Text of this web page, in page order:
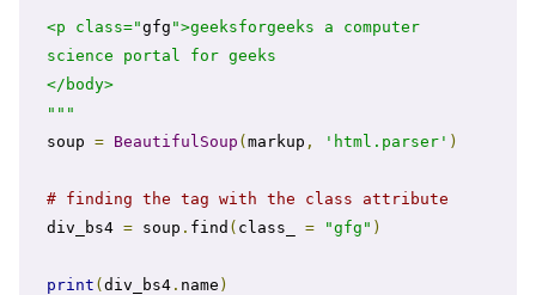
<p class="gfg ">geeksforgeeks a computer
science portal for geeks
</body>
"""
soup = BeautifulSoup (markup , 'html.parser' )
# finding the tag with the class attribute
div_bs4 = soup . find ( class_ = "gfg" )
print (div_bs4. name )